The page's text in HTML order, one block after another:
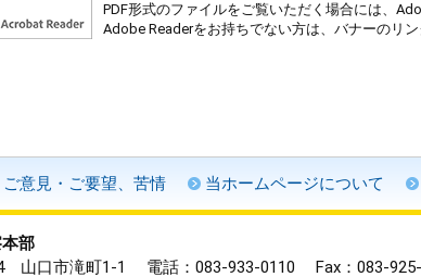
PDF形式のファイルをご覧いただく場合には、
Adobe Readerをお持ちでない方は、バナーのリ
ご意見・ご要望、苦情 当ホームページについて
部
山口市滝町1-1
電話：083-933-0110 Fax：083-